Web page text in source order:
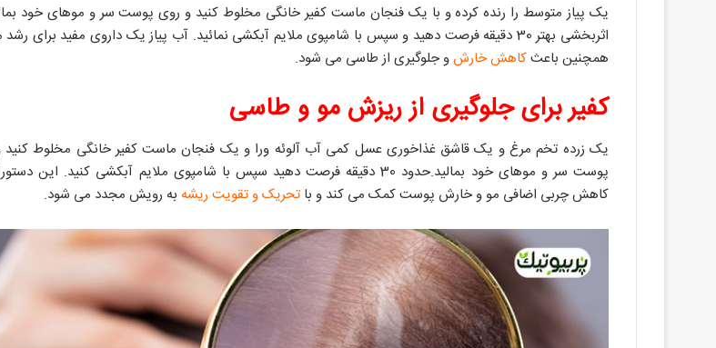
یک پیاز متوسط را رنده کرده و با یک فنجان ماست کفیر خانگی مخلوط کنید و روی پوست سر و موهای خود
اثربخشی بهتر 30 دقیقه فرصت دهید و سپس با شامپوی ملایم آبکشی نمائید. آب پیاز یک داروی مفید برای
همچنین باعثکاهش خارش و جلوگیری از طاسی می شود.
کفیر برای جلوگیری از ریزش مو و طاسی
یک زرده تخم مرغ و یک قاشق غذاخوری عسل کمی آب آلوئه ورا و یک فنجان ماست کفیر خانگی مخلوط کنید
پوست سر و موهای خود بمالید.حدود 30 دقیقه فرصت دهید سپس با شامپوی ملایم آبکشی کنید. این
کاهش چربی اضافی مو و خارش پوست کمک می کند و با تحریک و تقویت ریشه به رویش مجدد می شود.